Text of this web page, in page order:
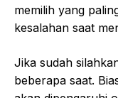
memilih yang
kesalahan saat
Jika sudah
beberapa saat.